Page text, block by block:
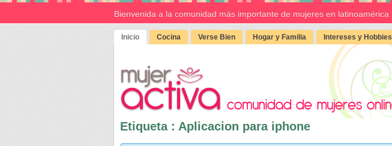
Bienvenida a la comunidad más importante de mujeres en latinoamérica
Inicio Cocina Verse Bien Hogar y Familia Intereses y Hobbies
Etiqueta : Aplicacion para iphone